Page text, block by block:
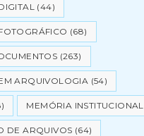
(44)
(68)
(263)
ARQUIVOLOGIA (54)
MEMÓRIA INSTITUCIONAL
DE ARQUIVOS (64)